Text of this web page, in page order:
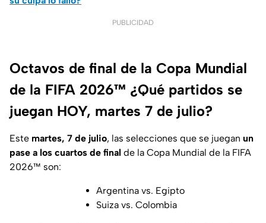
PUBLICIDAD
Octavos de final de la Copa Mundial
de la FIFA 2026™ ¿Qué partidos se
juegan HOY, martes 7 de julio?
Este martes, 7 de julio, las selecciones que se juegan un
pase a los cuartos de final de la Copa Mundial de la FIFA
2026™ son:
Argentina vs. Egipto
Suiza vs. Colombia